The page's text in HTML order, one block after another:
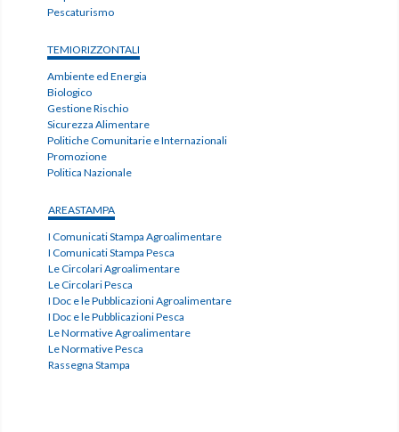
Pescaturismo
TEMIORIZZONTALI
Ambiente ed Energia
Biologico
Gestione Rischio
Sicurezza Alimentare
Politiche Comunitarie e Internazionali
Promozione
Politica Nazionale
AREASTAMPA
I Comunicati Stampa Agroalimentare
I Comunicati Stampa Pesca
Le Circolari Agroalimentare
Le Circolari Pesca
I Doc e le Pubblicazioni Agroalimentare
I Doc e le Pubblicazioni Pesca
Le Normative Agroalimentare
Le Normative Pesca
Rassegna Stampa